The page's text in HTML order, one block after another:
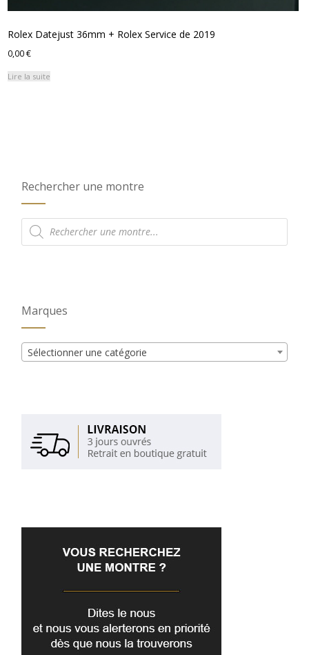
Rolex Datejust 36mm + Rolex Service de 2019
0,00€
Lire la suite
Rechercher une montre
Recherche
de
produits
Marques
Sélectionner une catégorie